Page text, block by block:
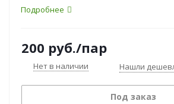
Подробнее
200 руб./пар
Нет в наличии Нашли
Под заказ